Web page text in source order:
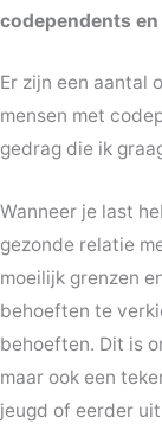
codependents
Er zijn een aantal
mensen met
gedrag die ik
Wanneer je last
gezonde relatie
moeilijk grenzen
behoeften te
behoeften. Dit is
maar ook een
jeugd of eerder